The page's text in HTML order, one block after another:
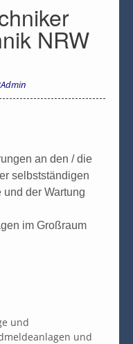
NRW
an den / die
selbstständigen
und der Wartung
im Großraum
und
und